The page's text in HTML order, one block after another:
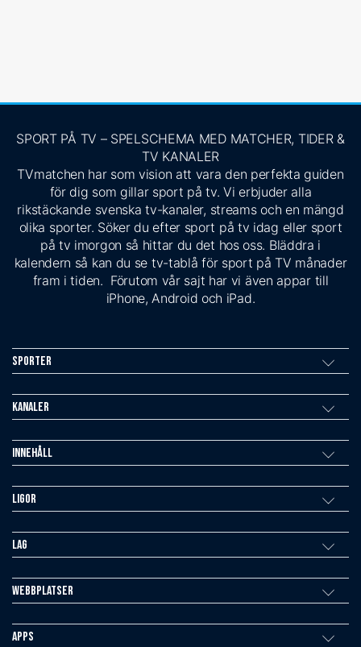
SPORT PÅ TV – SPELSCHEMA MED MATCHER, TIDER &
TV KANALER
TVmatchen har som vision att vara den perfekta guiden
för dig som gillar sport på tv. Vi erbjuder alla
rikstäckande svenska tv-kanaler, streams och en mängd
olika sporter. Söker du efter sport på tv idag eller sport
på tv imorgon så hittar du det hos oss. Bläddra i
kalendern så kan du se tv-tablå för sport på TV månader
fram i tiden. Förutom vår sajt har vi även appar till
iPhone, Android och iPad.
Sporter
Kanaler
Innehåll
Ligor
Lag
Webbplatser
Apps